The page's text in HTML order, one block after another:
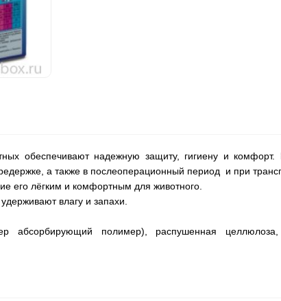
обеспечивают надежную защиту, гигиену и
а также в послеоперационный период и при
его лёгким и комфортным для животного.
влагу и запахи.
абсорбирующий полимер), распушенная